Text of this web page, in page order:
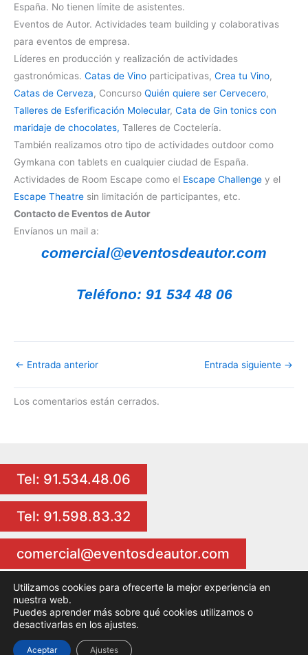
España. No tienen límite de asistentes.
Eventos de Autor. Actividades team building y colaborativas
para eventos de empresa.
Líderes en producción y realización de actividades
gastronómicas. Catas de Vino participativas, Crea tu Vino,
Catas de Cerveza, Concurso Quién quiere ser Cervecero,
Talleres de Esferificación Molecular, Cata de Gin tonics con
maridaje de chocolates, Talleres de Coctelería.
También realizamos otro tipo de actividades outdoor como
Gymkana con tablets en cualquier ciudad de España.
Actividades de Room Escape como el Escape Challenge y el
Escape Theatre sin limitación de participantes, etc.
Contacto de Eventos de Autor
Envíanos un mail a:
comercial@eventosdeautor.com
Teléfono: 91 534 48 06
← Entrada anterior Entrada siguiente →
Los comentarios están cerrados.
Tel: 91.534.48.06
Tel: 91.598.83.32
comercial@eventosdeautor.com
Copyright © 2026 Eventos de Autor Actividades para eventos
Utilizamos cookies para ofrecerte la mejor experiencia en
nuestra web.
Puedes aprender más sobre qué cookies utilizamos o
desactivarlas en los ajustes.
Aceptar Ajustes